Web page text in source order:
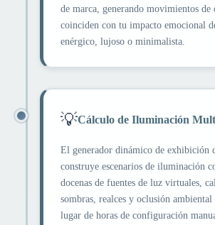
de marca, generando movimientos de
coinciden con tu impacto emocional
enérgico, lujoso o minimalista.
💡Cálculo de Iluminación
El generador dinámico de exhibición
construye escenarios de iluminación
docenas de fuentes de luz virtuales,
sombras, realces y oclusión ambiental
lugar de horas de configuración